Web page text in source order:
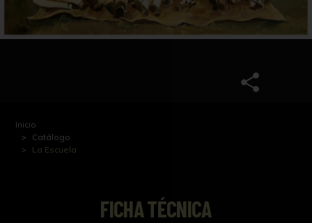
Inicio
Catálogo
La Escuela
FICHA TÉCNICA